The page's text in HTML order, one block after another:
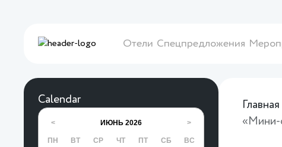
Отели Спецпредложения
Calendar
< ИЮНЬ 2026 >
ПН ВТ СР ЧТ ПТ СБ
ВС
Главная
«Мини-